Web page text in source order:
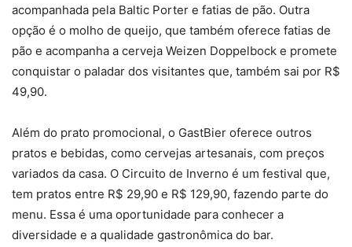
acompanhada pela Baltic Porter e fatias de pão. Outra
opção é o molho de queijo, que também oferece fatias de
pão e acompanha a cerveja Weizen Doppelbock e promete
conquistar o paladar dos visitantes que, também sai por R$
49,90.
Além do prato promocional, o GastBier oferece outros
pratos e bebidas, como cervejas artesanais, com preços
variados da casa. O Circuito de Inverno é um festival que,
tem pratos entre R$ 29,90 e R$ 129,90, fazendo parte do
menu. Essa é uma oportunidade para conhecer a
diversidade e a qualidade gastronômica do bar.